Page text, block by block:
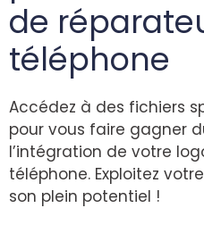
de
téléphone
Accédez à des fichiers
pour vous faire gagner
l’intégration de votre
téléphone. Exploitez
son plein potentiel !